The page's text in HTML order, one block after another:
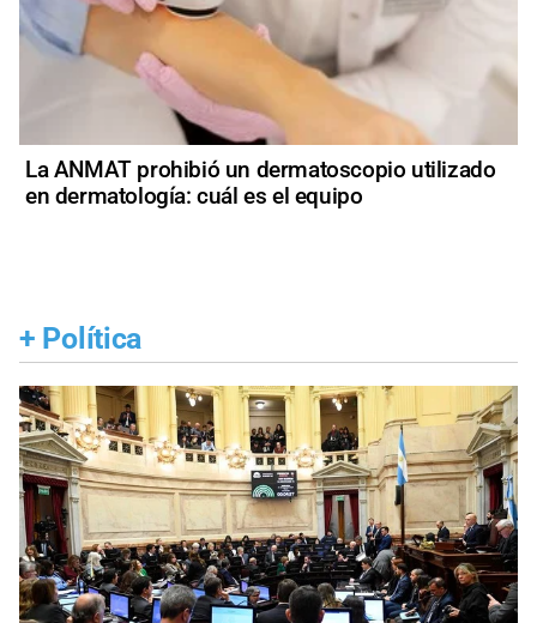
La ANMAT prohibió un dermatoscopio utilizado
en dermatología: cuál es el equipo
+ Política